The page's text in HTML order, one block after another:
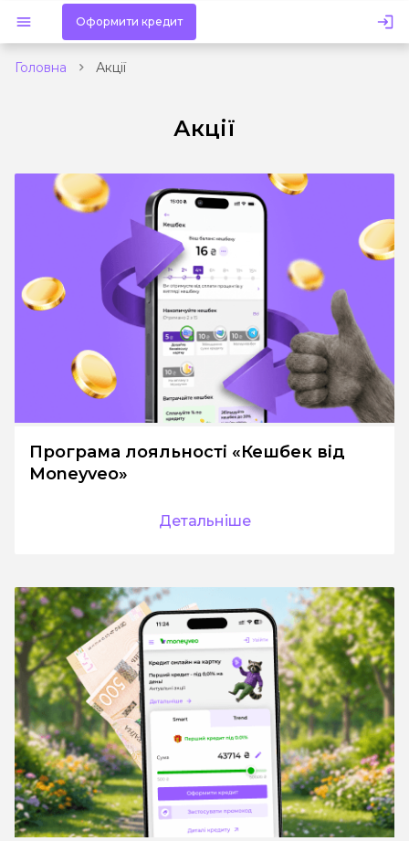
Оформити кредит
Головна Акції
Акції
Програма лояльності «Кешбек від
Moneyveo»
Детальніше